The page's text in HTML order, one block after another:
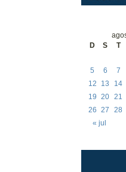
D
S T
« jul
5
6 7
12
13 14
19 20 21
26 27 28